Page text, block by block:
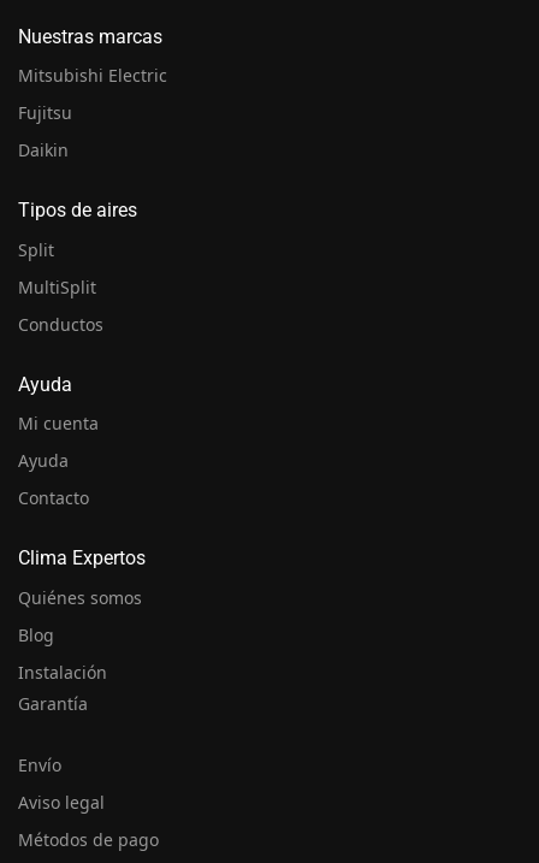
Nuestras marcas
Mitsubishi Electric
Fujitsu
Daikin
Tipos de aires
Split
MultiSplit
Conductos
Ayuda
Mi cuenta
Ayuda
Contacto
Clima Expertos
Quiénes somos
Blog
Instalación
Garantía
Envío
Aviso legal
Métodos de pago